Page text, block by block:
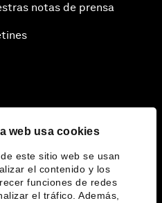
web usa cookies
este sitio web se usan
el contenido y los
funciones de redes
el tráfico. Además,
notas de prensa